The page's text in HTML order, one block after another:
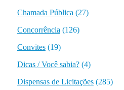
Chamada Pública (27)
Concorrência (126)
Convites(19)
Dicas / Você sabia?(4)
Dispensas de Licitações(285)